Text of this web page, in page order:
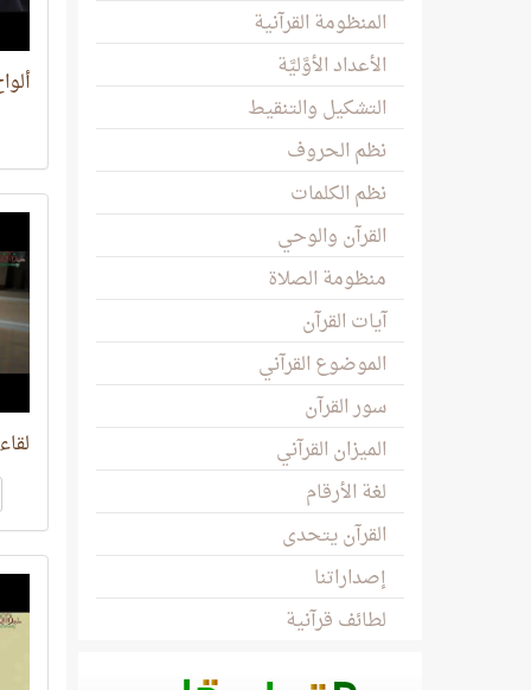
المنظومة القرآنية
الأعداد الأوَّليَّة
التشكيل والتنقيط
نظم الحروف
نظم الكلمات
القرآن والوحي
منظومة الصلاة
آيات القرآن
الموضوع القرآني
سور القرآن
الميزان القرآني
لغة الأرقام
القرآن يتحدى
إصداراتنا
لطائف قرآنية